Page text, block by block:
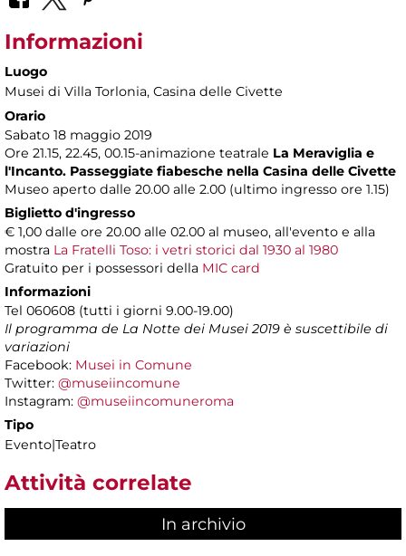
Informazioni
Luogo
Musei di Villa Torlonia, Casina delle Civette
Orario
Sabato 18 maggio 2019
Ore 21.15, 22.45, 00.15-animazione teatrale La Meraviglia e
l'Incanto. Passeggiate fiabesche nella Casina delle Civette
Museo aperto dalle 20.00 alle 2.00 (ultimo ingresso ore 1.15)
Biglietto d'ingresso
€ 1,00 dalle ore 20.00 alle 02.00 al museo, all'evento e alla
mostra La Fratelli Toso: i vetri storici dal 1930 al 1980
Gratuito per i possessori della MIC card
Informazioni
Tel 060608 (tutti i giorni 9.00-19.00)
Il programma de La Notte dei Musei 2019 è suscettibile di
variazioni
Facebook: Musei in Comune
Twitter: @museiincomune
Instagram: @museiincomuneroma
Tipo
Evento|Teatro
Attività correlate
In archivio